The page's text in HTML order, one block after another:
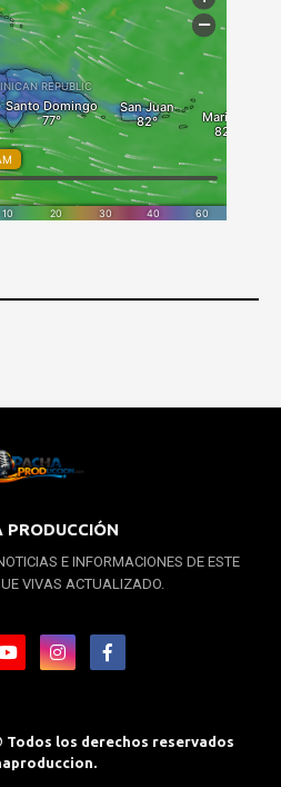
PRODUCCIÓN
E INFORMACIONES DE ESTE
VIVAS ACTUALIZADO.
Todos los derechos reservados